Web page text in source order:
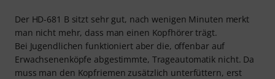
Der HD-681 B sitzt sehr gut, nach wenigen Minuten merkt
man nicht mehr, dass man einen Kopfhörer trägt.
Bei Jugendlichen funktioniert aber die, offenbar auf
Erwachsenenköpfe abgestimmte, Trageautomatik nicht. Da
muss man den Kopfriemen zusätzlich unterfüttern, erst